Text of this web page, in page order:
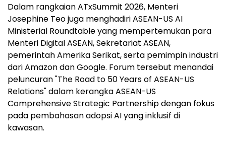
Dalam rangkaian ATxSummit 2026, Menteri
Josephine Teo juga menghadiri ASEAN-US AI
Ministerial Roundtable yang mempertemukan para
Menteri Digital ASEAN, Sekretariat ASEAN,
pemerintah Amerika Serikat, serta pemimpin industri
dari Amazon dan Google. Forum tersebut menandai
peluncuran "The Road to 50 Years of ASEAN-US
Relations" dalam kerangka ASEAN-US
Comprehensive Strategic Partnership dengan fokus
pada pembahasan adopsi AI yang inklusif di
kawasan.